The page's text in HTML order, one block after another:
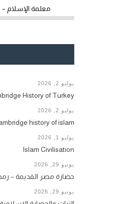
معلمة الإسلام –
يوليو 2, 2026
History of Turkey
يوليو 2, 2026
history of islam
يوليو 1, 2026
Islam Civilisation
يونيو 29, 2026
حضارة مصر القديمة –
يونيو 29, 2026